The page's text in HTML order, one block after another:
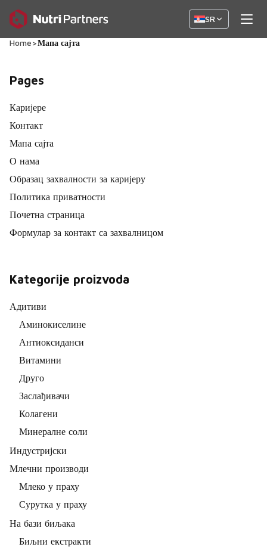
SR
Home>Мапа сајта
Pages
Каријере
Контакт
Мапа сајта
О нама
Образац захвалности за каријеру
Политика приватности
Почетна страница
Формулар за контакт са захвалницом
Kategorije proizvoda
Адитиви
Аминокиселине
Антиоксиданси
Витамини
Друго
Заслађивачи
Колагени
Минералне соли
Индустријски
Млечни производи
Млеко у праху
Сурутка у праху
На бази биљака
Биљни екстракти